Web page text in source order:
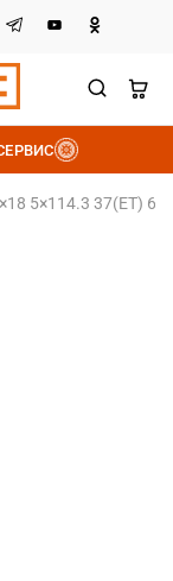
5×114.3 37(ET)